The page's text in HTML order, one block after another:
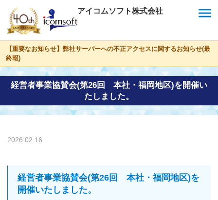
アイコムソフト株式会社
【重要なお知らせ】弊社サーバーへの不正アクセスに関するお知らせ(最
終報)
menu
経営者事業協賛会(第26回 本社・福岡地区)を開催い
たしました。
2026.02.16
経営者事業協賛会(第26回 本社・福岡地区)を
開催いたしました。